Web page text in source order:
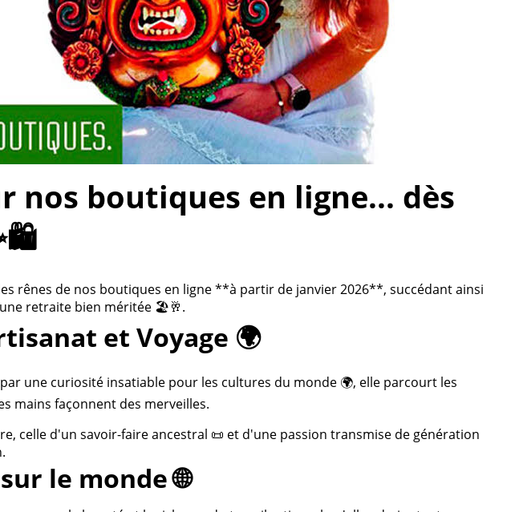
nos boutiques en ligne... dès
rênes de nos boutiques en ligne **à partir de janvier 2026**, succédant ainsi
retraite bien méritée 🏖️🥂.
et Voyage 🌍
une curiosité insatiable pour les cultures du monde 🌍, elle parcourt les
mains façonnent des merveilles.
celle d'un savoir-faire ancestral 📜 et d'une passion transmise de génération
le monde 🌐